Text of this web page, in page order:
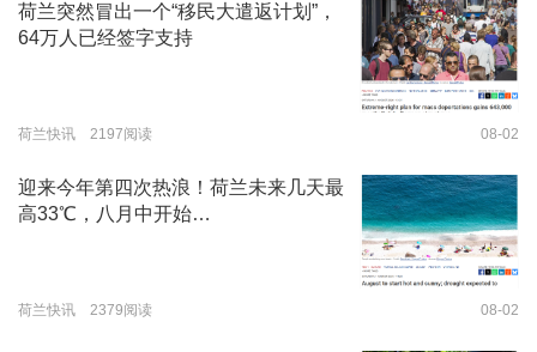
荷兰突然冒出一个“移民大遣返计划”，
64万人已经签字支持
荷兰快讯 2197阅读 08-02
迎来今年第四次热浪！荷兰未来几天最
高33℃，八月中开始…
荷兰快讯 2379阅读 08-02